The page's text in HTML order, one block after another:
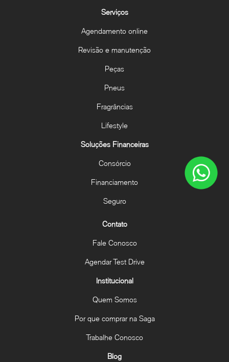
Serviços
Agendamento online
Revisão e manutenção
Peças
Pneus
Fragrâncias
Lifestyle
Soluções Financeiras
Consórcio
Financiamento
Seguro
Contato
Fale Conosco
Agendar Test Drive
Institucional
Quem Somos
Por que comprar na Saga
Trabalhe Conosco
Blog